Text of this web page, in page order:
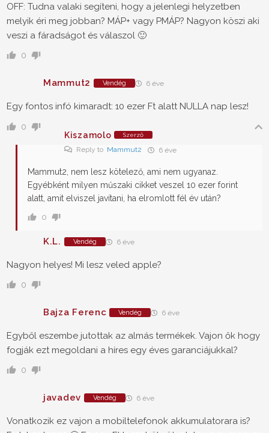
OFF: Tudna valaki segíteni, hogy a jelenlegi helyzetben
melyik éri meg jobban? MÁP+ vagy PMÁP? Nagyon köszi aki
veszi a fáradságot és válaszol 🙂
0
Mammut2 Vendég 6 éve
Egy fontos infó kimaradt: 10 ezer Ft alatt NULLA nap lesz!
0
Kiszamolo
Szerző
Reply to Mammut2 6 éve
Mammut2, nem lesz kötelező, ami nem ugyanaz.
Egyébként milyen műszaki cikket veszel 10 ezer forint
alatt, amit elviszel javítani, ha elromlott fél év után?
0
K.L. Vendég 6 éve
Nagyon helyes! Mi lesz veled apple?
0
Bajza Ferenc Vendég 6 éve
Egyből eszembe jutottak az almás termékek. Vajon ők hogy
fogják ezt megoldani a híres egy éves garanciájukkal?
0
javadev Vendég 6 éve
Vonatkozik ez vajon a mobiltelefonok akkumulatorara is?